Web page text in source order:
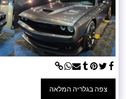
צפה בגלריה המלאה